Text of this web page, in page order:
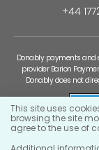
+44
Donably payments and
provider Barion
Donably does not
This site uses
browsing the site
agree to the use of